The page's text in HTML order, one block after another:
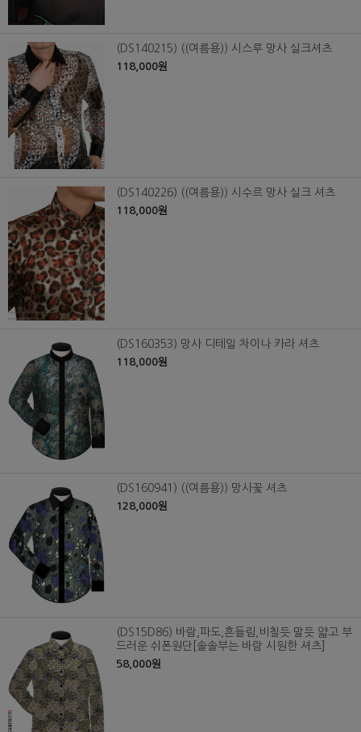
(DS140215) ((여름용)) 시스루 망사 실크셔츠
118,000원
(DS140226) ((여름용)) 시수르 망사 실크 셔츠
118,000원
(DS160353) 망사 디테일 차이나 카라 셔츠
118,000원
(DS160941) ((여름용)) 망사꽃 셔츠
128,000원
(DS15D86) 바람,파도,흔들림,비칠듯 말듯 얇고 부
드러운 쉬폰원단[솔솔부는 바람 시원한 셔츠]
58,000원